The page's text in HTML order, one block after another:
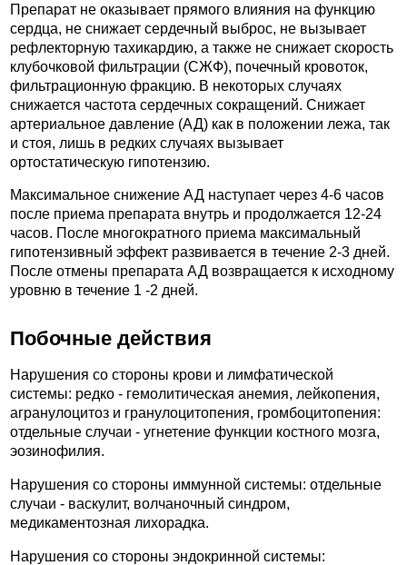
Препарат не оказывает прямого влияния на функцию
сердца, не снижает сердечный выброс, не вызывает
рефлекторную тахикардию, а также не снижает скорость
клубочковой фильтрации (СЖФ), почечный кровоток,
фильтрационную фракцию. В некоторых случаях
снижается частота сердечных сокращений. Снижает
артериальное давление (АД) как в положении лежа, так
и стоя, лишь в редких случаях вызывает
ортостатическую гипотензию.
Максимальное снижение АД наступает через 4-6 часов
после приема препарата внутрь и продолжается 12-24
часов. После многократного приема максимальный
гипотензивный эффект развивается в течение 2-3 дней.
После отмены препарата АД возвращается к исходному
уровню в течение 1 -2 дней.
Побочные действия
Нарушения со стороны крови и лимфатической
системы: редко - гемолитическая анемия, лейкопения,
агранулоцитоз и гранулоцитопения, громбоцитопения:
отдельные случаи - угнетение функции костного мозга,
эозинофилия.
Нарушения со стороны иммунной системы: отдельные
случаи - васкулит, волчаночный синдром,
медикаментозная лихорадка.
Нарушения со стороны эндокринной системы: